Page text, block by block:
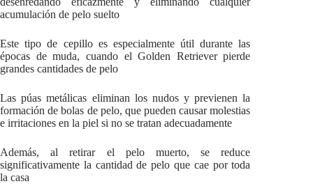
acumulación de pelo suelto
Este tipo de cepillo es especialmente útil durante las
épocas de muda, cuando el Golden Retriever pierde
grandes cantidades de pelo
Las púas metálicas eliminan los nudos y previenen la
formación de bolas de pelo, que pueden causar molestias
e irritaciones en la piel si no se tratan adecuadamente
Además, al retirar el pelo muerto, se reduce
significativamente la cantidad de pelo que cae por toda
la casa